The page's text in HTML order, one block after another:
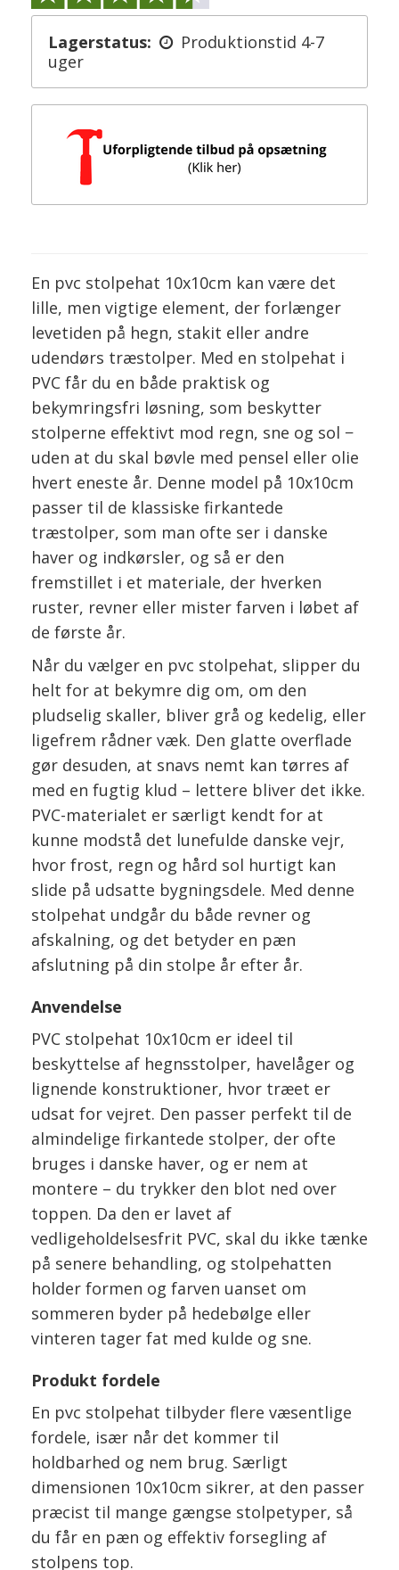
Lagerstatus:
Produktionstid 4-7
uger
En pvc stolpehat 10x10cm kan være det
lille, men vigtige element, der forlænger
levetiden på hegn, stakit eller andre
udendørs træstolper. Med en stolpehat i
PVC får du en både praktisk og
bekymringsfri løsning, som beskytter
stolperne effektivt mod regn, sne og sol −
uden at du skal bøvle med pensel eller olie
hvert eneste år. Denne model på 10x10cm
passer til de klassiske firkantede
træstolper, som man ofte ser i danske
haver og indkørsler, og så er den
fremstillet i et materiale, der hverken
ruster, revner eller mister farven i løbet af
de første år.
Når du vælger en pvc stolpehat, slipper du
helt for at bekymre dig om, om den
pludselig skaller, bliver grå og kedelig, eller
ligefrem rådner væk. Den glatte overflade
gør desuden, at snavs nemt kan tørres af
med en fugtig klud – lettere bliver det ikke.
PVC-materialet er særligt kendt for at
kunne modstå det lunefulde danske vejr,
hvor frost, regn og hård sol hurtigt kan
slide på udsatte bygningsdele. Med denne
stolpehat undgår du både revner og
afskalning, og det betyder en pæn
afslutning på din stolpe år efter år.
Anvendelse
PVC stolpehat 10x10cm er ideel til
beskyttelse af hegnsstolper, havelåger og
lignende konstruktioner, hvor træet er
udsat for vejret. Den passer perfekt til de
almindelige firkantede stolper, der ofte
bruges i danske haver, og er nem at
montere – du trykker den blot ned over
toppen. Da den er lavet af
vedligeholdelsesfrit PVC, skal du ikke tænke
på senere behandling, og stolpehatten
holder formen og farven uanset om
sommeren byder på hedebølge eller
vinteren tager fat med kulde og sne.
Produkt fordele
En pvc stolpehat tilbyder flere væsentlige
fordele, især når det kommer til
holdbarhed og nem brug. Særligt
dimensionen 10x10cm sikrer, at den passer
præcist til mange gængse stolpetyper, så
du får en pæn og effektiv forsegling af
stolpens top.